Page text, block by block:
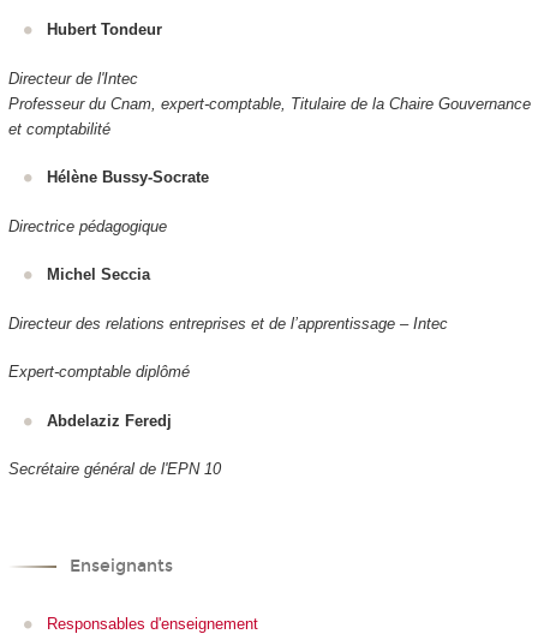
Hubert Tondeur
Directeur de l'Intec
Professeur du Cnam, expert-comptable, Titulaire de la Chaire Gouvernance
et comptabilité
Hélène Bussy-Socrate
Directrice pédagogique
Michel Seccia
Directeur des relations entreprises et de l’apprentissage – Intec
Expert-comptable diplômé
Abdelaziz Feredj
Secrétaire général de l'EPN 10
Enseignants
Responsables d'enseignement